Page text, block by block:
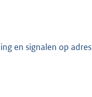
en signalen op adres